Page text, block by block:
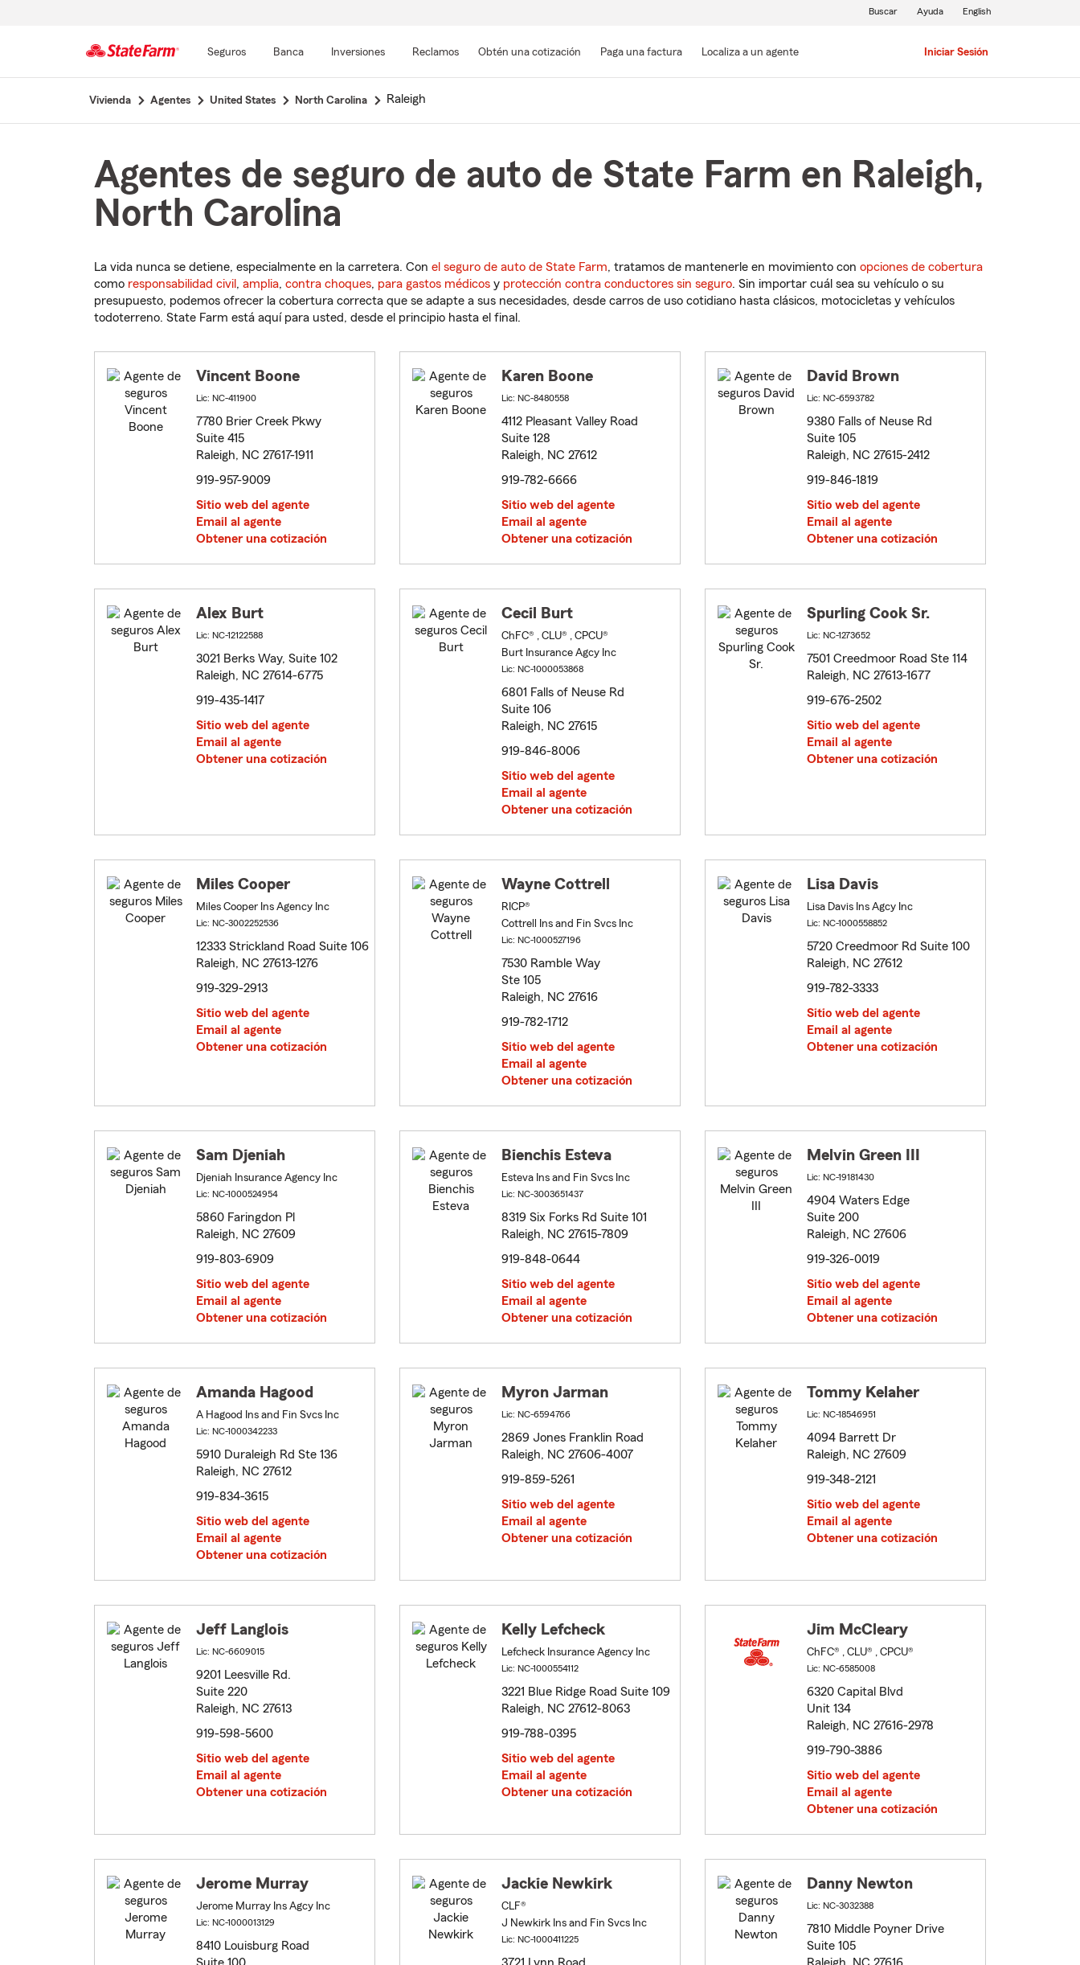
contenido
Seguros Banca Inversiones Reclamos Obtén una cotización Paga una factura Localiza a un agente Iniciar Sesión
Buscar Ayuda English
Vivienda Agentes United States North Carolina Raleigh
Agentes de seguro de auto de State Farm en Raleigh,
North Carolina
La vida nunca se detiene, especialmente en la carretera. Con el seguro de auto de State Farm, tratamos de mantenerle en movimiento con opciones de cobertura
como responsabilidad civil , amplia, contra choques, para gastos médicos y protección contra conductores sin seguro. Sin importar cuál sea su vehículo o su
presupuesto, podemos ofrecer la cobertura correcta que se adapte a sus necesidades, desde carros de uso cotidiano hasta clásicos, motocicletas y vehículos
todoterreno. State Farm está aquí para usted, desde el principio hasta el final.
Vincent Boone
Lic: NC-411900
7780 Brier Creek Pkwy
Suite 415
Raleigh, NC 27617-1911
919-957-9009
Sitio web del agente
Email al agente
Obtener una cotización
Karen Boone
Lic: NC-8480558
4112 Pleasant Valley Road
Suite 128
Raleigh, NC 27612
919-782-6666
Sitio web del agente
Email al agente
Obtener una cotización
David Brown
Lic: NC-6593782
9380 Falls of Neuse Rd
Suite 105
Raleigh, NC 27615-2412
919-846-1819
Sitio web del agente
Email al agente
Obtener una cotización
Alex Burt
Lic: NC-12122588
3021 Berks Way, Suite 102
Raleigh, NC 27614-6775
919-435-1417
Sitio web del agente
Email al agente
Obtener una cotización
Cecil Burt
ChFC® , CLU® , CPCU®
Burt Insurance Agcy Inc
Lic: NC-1000053868
6801 Falls of Neuse Rd
Suite 106
Raleigh, NC 27615
919-846-8006
Sitio web del agente
Email al agente
Obtener una cotización
Spurling Cook Sr.
Lic: NC-1273652
7501 Creedmoor Road Ste 114
Raleigh, NC 27613-1677
919-676-2502
Sitio web del agente
Email al agente
Obtener una cotización
Miles Cooper
Miles Cooper Ins Agency Inc
Lic: NC-3002252536
12333 Strickland Road Suite 106
Raleigh, NC 27613-1276
919-329-2913
Sitio web del agente
Email al agente
Obtener una cotización
Wayne Cottrell
RICP®
Cottrell Ins and Fin Svcs Inc
Lic: NC-1000527196
7530 Ramble Way
Ste 105
Raleigh, NC 27616
919-782-1712
Sitio web del agente
Email al agente
Obtener una cotización
Lisa Davis
Lisa Davis Ins Agcy Inc
Lic: NC-1000558852
5720 Creedmoor Rd Suite 100
Raleigh, NC 27612
919-782-3333
Sitio web del agente
Email al agente
Obtener una cotización
Sam Djeniah
Djeniah Insurance Agency Inc
Lic: NC-1000524954
5860 Faringdon Pl
Raleigh, NC 27609
919-803-6909
Sitio web del agente
Email al agente
Obtener una cotización
Bienchis Esteva
Esteva Ins and Fin Svcs Inc
Lic: NC-3003651437
8319 Six Forks Rd Suite 101
Raleigh, NC 27615-7809
919-848-0644
Sitio web del agente
Email al agente
Obtener una cotización
Melvin Green III
Lic: NC-19181430
4904 Waters Edge
Suite 200
Raleigh, NC 27606
919-326-0019
Sitio web del agente
Email al agente
Obtener una cotización
Amanda Hagood
A Hagood Ins and Fin Svcs Inc
Lic: NC-1000342233
5910 Duraleigh Rd Ste 136
Raleigh, NC 27612
919-834-3615
Sitio web del agente
Email al agente
Obtener una cotización
Myron Jarman
Lic: NC-6594766
2869 Jones Franklin Road
Raleigh, NC 27606-4007
919-859-5261
Sitio web del agente
Email al agente
Obtener una cotización
Tommy Kelaher
Lic: NC-18546951
4094 Barrett Dr
Raleigh, NC 27609
919-348-2121
Sitio web del agente
Email al agente
Obtener una cotización
Jeff Langlois
Lic: NC-6609015
9201 Leesville Rd.
Suite 220
Raleigh, NC 27613
919-598-5600
Sitio web del agente
Email al agente
Obtener una cotización
Kelly Lefcheck
Lefcheck Insurance Agency Inc
Lic: NC-1000554112
3221 Blue Ridge Road Suite 109
Raleigh, NC 27612-8063
919-788-0395
Sitio web del agente
Email al agente
Obtener una cotización
Jim McCleary
ChFC® , CLU® , CPCU®
Lic: NC-6585008
6320 Capital Blvd
Unit 134
Raleigh, NC 27616-2978
919-790-3886
Sitio web del agente
Email al agente
Obtener una cotización
Jerome Murray
Jerome Murray Ins Agcy Inc
Lic: NC-1000013129
8410 Louisburg Road
Jackie Newkirk
CLF®
J Newkirk Ins and Fin Svcs Inc
Lic: NC-1000411225
Danny Newton
Lic: NC-3032388
7810 Middle Poyner Drive
Suite 105